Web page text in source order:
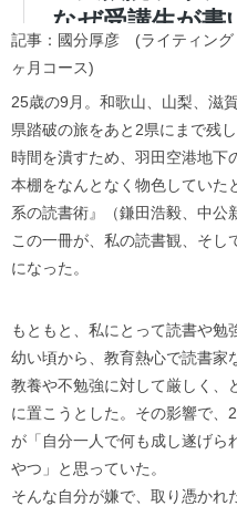
記事：國分厚彦 (ライティング
ヶ月コース)
25歳の9月。和歌山、山梨、滋
県踏破の旅をあと2県にまで残
時間を潰すため、羽田空港地下
本棚をなんとなく物色していた
系の読書術』（鎌田浩毅、中公
この一冊が、私の読書観、そし
になった。
もともと、私にとって読書や勉
幼い頃から、教育熱心で読書家
教養や不勉強に対して厳しく、
に置こうとした。その影響で、
が「自分一人で何も成し遂げら
やつ」と思っていた。
そんな自分が嫌で、取り憑かれ